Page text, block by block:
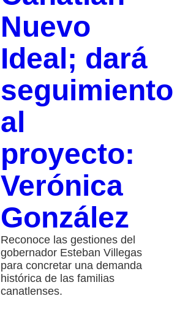
Nuevo
Ideal; dará
seguimiento
al
proyecto:
Verónica
González
Reconoce las gestiones del
gobernador Esteban Villegas
para concretar una demanda
histórica de las familias
canatlenses.